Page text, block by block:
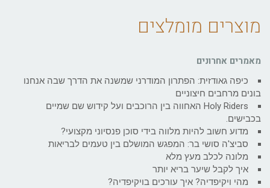
מוצרים מומלצים
מאמרים אחרונים
כיפה גאודזית: הפתרון המודרני שמשנה את הדרך שבה אנחנו
בונים מרחבים חיצוניים
Holy Riders האחווה בין הרוכבים ועל קידוש שם שמיים
בכבישים.
מדוע חשוב להיות מלווה בידי סוכן פנסיוני מקצועי?
סביצ'ה סושי בר: המפגש המושלם בין טעמים לבריאות
מלונה לכלב מעץ מלא
איך לקבל שיער בריא יותר
מהי ויקיפדיה? איך עורכים בויקיפדיה?